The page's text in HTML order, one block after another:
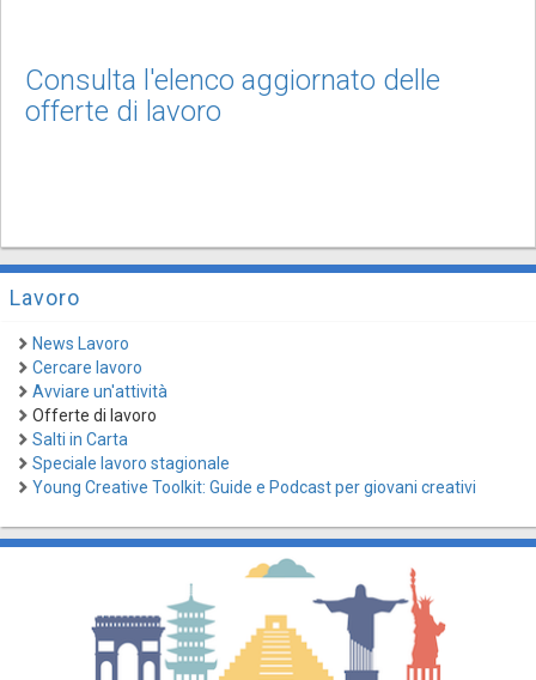
Consulta l'elenco aggiornato delle
offerte di lavoro
Lavoro
News Lavoro
Cercare lavoro
Avviare un'attività
Offerte di lavoro
Salti in Carta
Speciale lavoro stagionale
Young Creative Toolkit: Guide e Podcast per giovani creativi